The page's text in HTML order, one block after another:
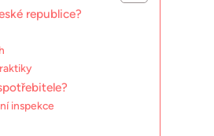
republice?
inspekce